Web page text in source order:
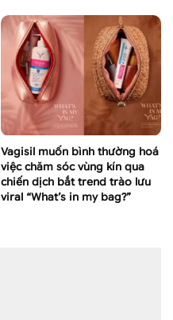
Vagisil muốn bình thường hoá
việc chăm sóc vùng kín qua
chiến dịch bắt trend trào lưu
viral “What’s in my bag?”